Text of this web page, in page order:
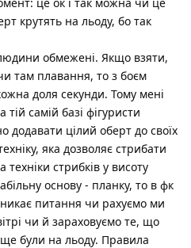
крутять на льоду, бо так
обмежені. Якщо взяти,
там плавання, то з боєм
доля секунди. Тому мені
самій базі фігуристи
додавати цілий оберт до своїх
яка дозволяє стрибати
стрибків у висоту
основу - планку, то в фк
питання чи рахуємо ми
чи й зараховуємо те, що
ще були на льоду. Правила